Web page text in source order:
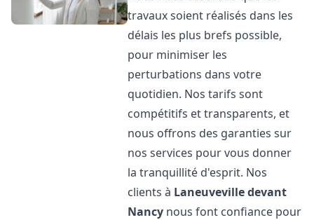
travaux soient réalisés dans les
délais les plus brefs possible,
pour minimiser les
perturbations dans votre
quotidien. Nos tarifs sont
compétitifs et transparents, et
nous offrons des garanties sur
nos services pour vous donner
la tranquillité d'esprit. Nos
clients à Laneuveville devant
Nancy nous font confiance pour